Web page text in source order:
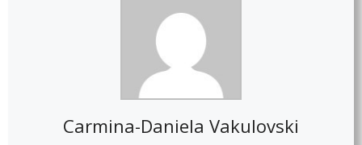
Carmina-Daniela Vakulovski